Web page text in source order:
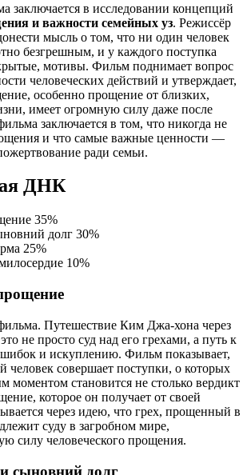
заключается в исследовании концепций
и важности семейных уз. Режиссёр
мысль о том, что ни один человек
безгрешным, и у каждого поступка
мотивы. Фильм поднимает вопрос
человеческих действий и утверждает,
особенно прощение от близких,
имеет огромную силу даже после
заключается в том, что никогда не
и что самые важные ценности —
ради семьи.
ДНК
35%
долг 30%
25%
10%
Путешествие Ким Джа-хона через
не просто суд над его грехами, а путь к
и искуплению. Фильм показывает,
человек совершает поступки, о которых
моментом становится не столько вердикт
которое он получает от своей
через идею, что грех, прощенный в
суду в загробном мире,
силу человеческого прощения.
сыновний долг